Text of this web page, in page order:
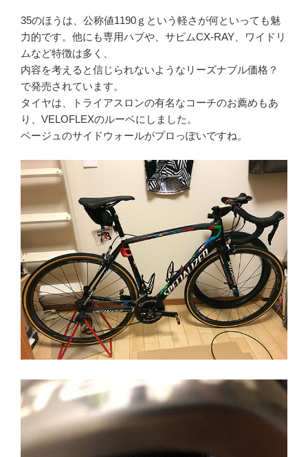
35のほうは、公称値1190ｇという軽さが何といっても魅
力的です。他にも専用ハブや、サピムCX-RAY、ワイドリ
ムなど特徴は多く、
内容を考えると信じられないようなリーズナブル価格？
で発売されています。
タイヤは、トライアスロンの有名なコーチのお薦めもあ
り、VELOFLEXのルーベにしました。
ベージュのサイドウォールがプロっぽいですね。